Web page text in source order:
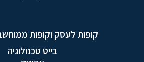
קופות לעסק וקופות
בייט טכנולוגיה